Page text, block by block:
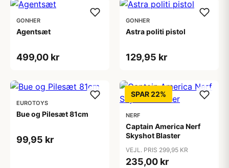
GONHER
Agentsæt
499,00 kr
GONHER
Astra politi pistol
129,95 kr
EUROTOYS
Bue og Pilesæt 81cm
99,95 kr
SPAR 22%
NERF
Captain America Nerf
Skyshot Blaster
VEJL. PRIS 299,95 KR
235,00 kr